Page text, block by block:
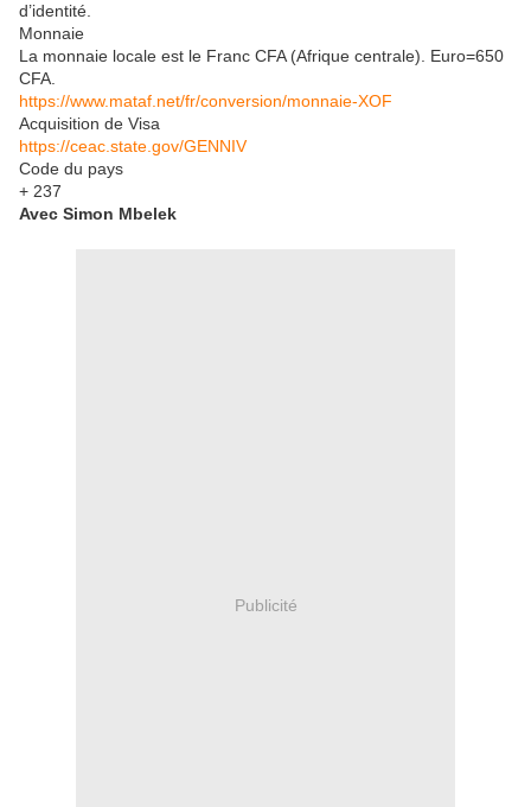
d’identité.
Monnaie
La monnaie locale est le Franc CFA (Afrique centrale). Euro=650
CFA.
https://www.mataf.net/fr/conversion/monnaie-XOF
Acquisition de Visa
https://ceac.state.gov/GENNIV
Code du pays
+ 237
Avec Simon Mbelek
Publicité